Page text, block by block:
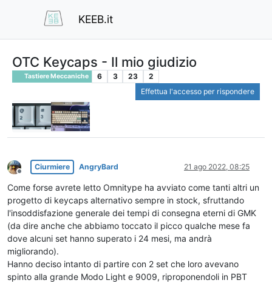
KEEB.it
OTC Keycaps - Il mio giudizio
Tastiere Meccaniche 6 3 23
2
Effettua l'accesso per rispondere
Non in linea
Ciurmiere AngryBard 21 ago 2022, 08:25
Come forse avrete letto Omnitype ha avviato come tanti altri un
progetto di keycaps alternativo sempre in stock, sfruttando
l'insoddisfazione generale dei tempi di consegna eterni di GMK
(da dire anche che abbiamo toccato il picco qualche mese fa
dove alcuni set hanno superato i 24 mesi, ma andrà
migliorando).
Hanno deciso intanto di partire con 2 set che loro avevano
spinto alla grande Modo Light e 9009, riproponendoli in PBT